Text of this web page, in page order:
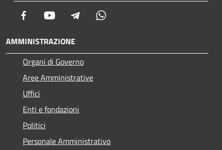
Facebook Youtube Telegram
AMMINISTRAZIONE
Organi di Governo
Aree Amministrative
Uffici
Enti e fondazioni
Politici
Personale Amministrativo